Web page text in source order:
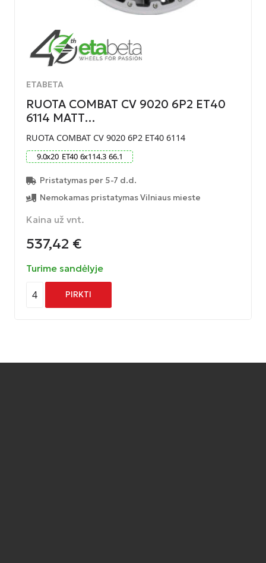
ETABETA
RUOTA COMBAT CV 9020 6P2 ET40
6114 MATT…
RUOTA COMBAT CV 9020 6P2 ET40 6114
9.0x20 ET40 6x114.3 66.1
Pristatymas per 5-7 d.d.
Nemokamas pristatymas Vilniaus mieste
Kaina už vnt.
537,42 €
Turime sandėlyje
4 PIRKTI